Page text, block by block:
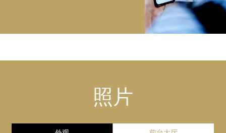
除了大阪名物炒面和章鱼烧外，我们还准备了加入丰富蔬菜
的鸡肉咖喱、暖胃的茶泡饭、新鲜沙拉以及多种饮品。
希望您的一天能从这顿元气满满的早餐开始。
酒店1层 Café Terrace Roy
营业时间
【参考价格】300日元
【微波炉】设在酒店2・10楼
SERVICE
请不要出地铁千日前线，谷町线谷町9丁目站8号出口
从近铁奈良线奈良站到大阪上本町站（约30分钟）
它通过从大阪机场豪华大约40分钟（伊丹）机场（座椅
桥梁，其屋顶为甜甜圈形状，提供360度全方位视野。
照片